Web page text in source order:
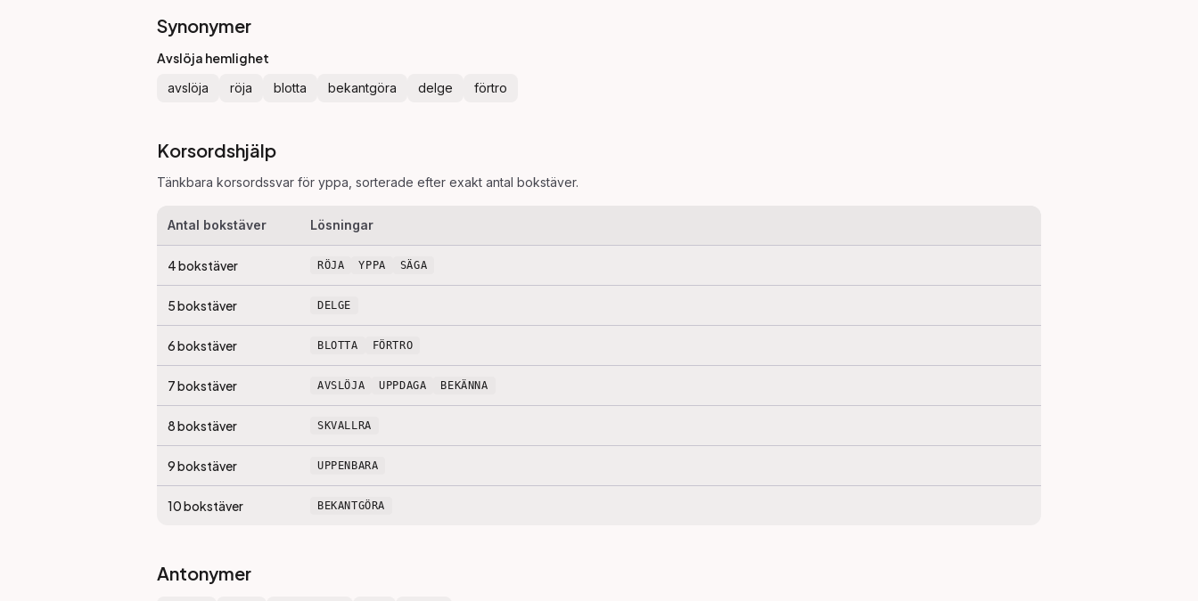
Synonymer
Avslöja hemlighet
avslöja röja blotta bekantgöra delge förtro
Korsordshjälp
Tänkbara korsordssvar för yppa , sorterade efter exakt antal bokstäver.
Antal bokstäver Lösningar
4bokstäver RÖJA YPPA SÄGA
5bokstäver DELGE
6bokstäver BLOTTA FÖRTRO
7bokstäver AVSLÖJA UPPDAGA BEKÄNNA
8bokstäver SKVALLRA
9bokstäver UPPENBARA
10bokstäver BEKANTGÖRA
Antonymer